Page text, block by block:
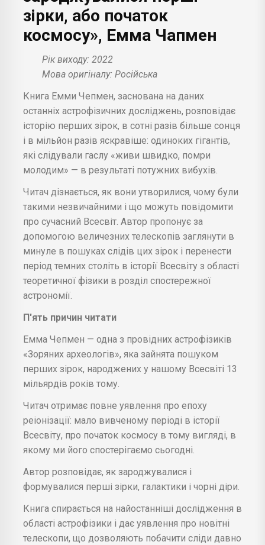
зірки, або початок
космосу», Емма Чапмен
Рік виходу: 2022
Мова оригіналу: Російська
Книга Емми Чепмен, заснована на даних
останніх астрофізичних досліджень, розповідає
історію перших зірок, в сотні разів більше сонця
і в мільйон разів яскравіше: одиноких гігантів,
які слідували гаслу «живи швидко, помри
молодим» — в результаті потужних вибухів.
Читач дізнається, як вони утворилися, чому були
такими незвичайними і що можуть повідомити
про сучасний Всесвіт. Автор пропонує за
допомогою величезних телескопів заглянути в
минуле в пошуках слідів цих зірок і перенести
період темних століть в історії Всесвіту з області
теоретичної фізики в розділ спостережної
астрономії.
П'ять причин читати
Емма Чепмен — одна з провідних астрофізиків
«Зоряних археологів», яка зайнята пошуком
перших зірок, народжених у нашому Всесвіті 13
мільярдів років тому.
Читач отримає повне уявлення про епоху
реіонізації: мало вивченому періоді в історії
Всесвіту, про початок космосу в тому вигляді, в
якому ми його спостерігаємо сьогодні.
Автор розповідає, як зароджувалися і
формувалися перші зірки, галактики і чорні діри.
Книга спирається на найостанніші дослідження в
області астрофізики і дає уявлення про новітні
телескопи, що дозволяють побачити сліди давно